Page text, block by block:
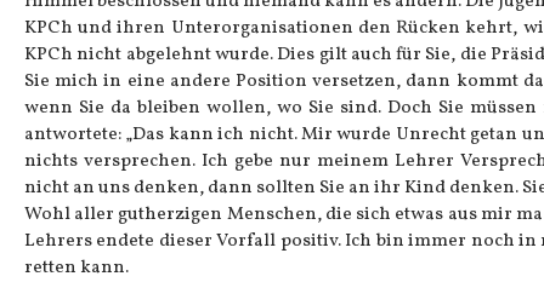
KPCh und ihren Unterorganisationen den Rücken kehrt,
KPCh nicht abgelehnt wurde. Dies gilt auch für Sie, die
Sie mich in eine andere Position versetzen, dann kommt
wenn Sie da bleiben wollen, wo Sie sind. Doch Sie
antwortete: „Das kann ich nicht. Mir wurde Unrecht getan
nichts versprechen. Ich gebe nur meinem Lehrer
nicht an uns denken, dann sollten Sie an ihr Kind denken.
Wohl aller gutherzigen Menschen, die sich etwas aus mir
Lehrers endete dieser Vorfall positiv. Ich bin immer noch
retten kann.